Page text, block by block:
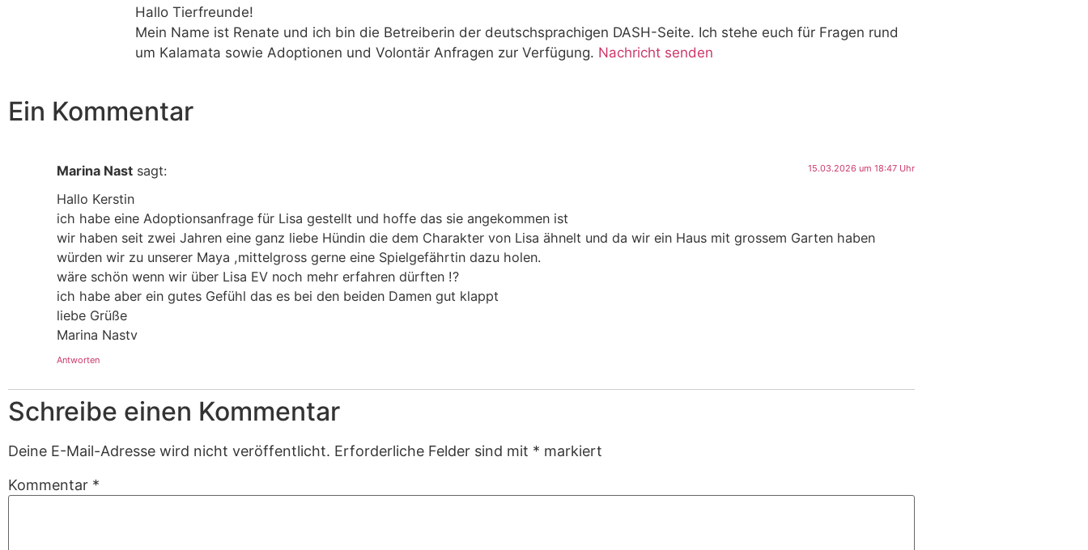
Hallo Tierfreunde!
Mein Name ist Renate und ich bin die Betreiberin der deutschsprachigen DASH-Seite. Ich stehe euch für Fragen rund
um Kalamata sowie Adoptionen und Volontär Anfragen zur Verfügung. Nachricht senden
Ein Kommentar
Marina Nast sagt: 15.03.2026 um 18:47 Uhr
Hallo Kerstin
ich habe eine Adoptionsanfrage für Lisa gestellt und hoffe das sie angekommen ist
wir haben seit zwei Jahren eine ganz liebe Hündin die dem Charakter von Lisa ähnelt und da wir ein Haus mit grossem Garten haben
würden wir zu unserer Maya ,mittelgross gerne eine Spielgefährtin dazu holen.
wäre schön wenn wir über Lisa EV noch mehr erfahren dürften !?
ich habe aber ein gutes Gefühl das es bei den beiden Damen gut klappt
liebe Grüße
Marina Nastv
Antworten
Schreibe einen Kommentar
Deine E-Mail-Adresse wird nicht veröffentlicht. Erforderliche Felder sind mit * markiert
Kommentar *